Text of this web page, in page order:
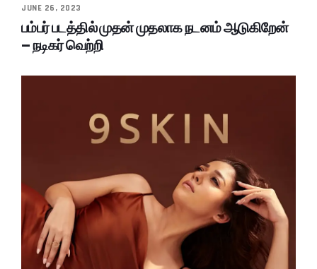
JUNE 26, 2023
பம்பர் படத்தில் முதன் முதலாக நடனம் ஆடுகிறேன்
– நடிகர் வெற்றி